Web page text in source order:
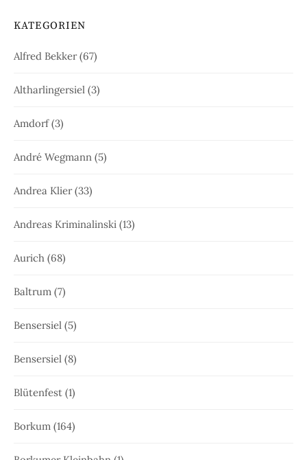
KATEGORIEN
Alfred Bekker(67)
Altharlingersiel (3)
Amdorf(3)
André Wegmann (5)
Andrea Klier(33)
Andreas Kriminalinski (13)
Aurich (68)
Baltrum (7)
Bensersiel (5)
Bensersiel (8)
Blütenfest (1)
Borkum (164)